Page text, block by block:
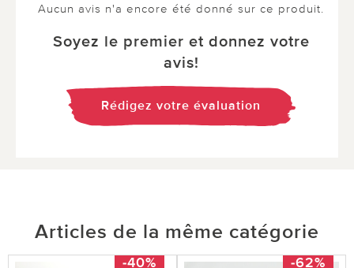
Aucun avis n'a encore été donné sur ce produit.
Soyez le premier et donnez votre
avis!
Rédigez votre évaluation
Articles de la même catégorie
-40% -62%